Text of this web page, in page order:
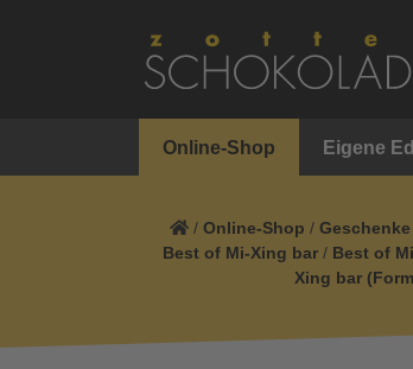
Online-Shop Eigene
/ Online-Shop / Geschenke
Best of Mi-Xing bar / Best of
Xing bar